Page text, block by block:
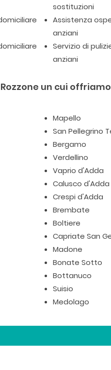
sostituzioni
Assistenza
anziani
Servizio di
anziani
un cui
Mapello
San Pellegrino
Bergamo
Verdellino
Vaprio d'Adda
Calusco d'Adda
Crespi d'Adda
Brembate
Boltiere
Capriate San
Madone
Bonate Sotto
Bottanuco
Suisio
Medolago